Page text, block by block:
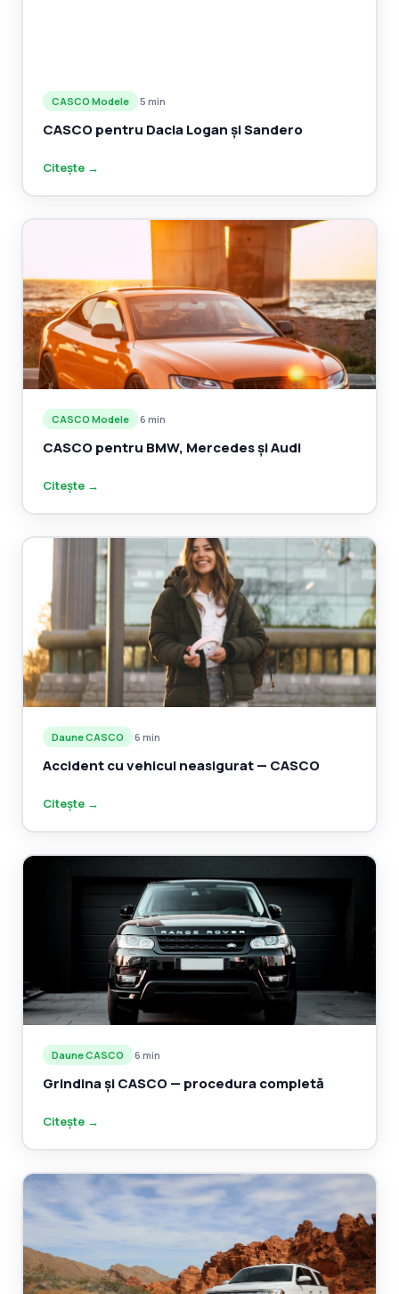
CASCO Modele ·5 min
CASCO pentru Dacia Logan și Sandero
Citește →
CASCO Modele ·6 min
CASCO pentru BMW, Mercedes și Audi
Citește →
Daune CASCO ·6 min
Accident cu vehicul neasigurat — CASCO
Citește →
Daune CASCO ·6 min
Grindina și CASCO — procedura completă
Citește →